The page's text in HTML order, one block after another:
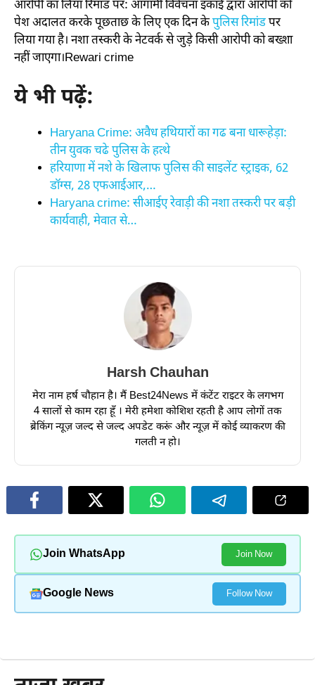
आरोपी का लिया रिमांड पर: आगामी विवेचना इकाई द्वारा आरोपी को
पेश अदालत करके पूछताछ के लिए एक दिन केपुलिस रिमांडपर
लिया गया है। नशा तस्करी के नेटवर्क से जुड़े किसी आरोपी को बख्शा
नहीं जाएगा।Rewari crime
ये भी पढ़ें:
Haryana Crime: अवैध हथियारों का गढ बना धारूहेड़ा:
तीन युवक चढे पुलिस के हत्थे
हरियाणा में नशे के खिलाफ पुलिस की साइलेंट स्ट्राइक, 62
डॉग्स, 28 एफआईआर,…
Haryana crime: सीआईए रेवाड़ी की नशा तस्करी पर बड़ी
कार्यवाही, मेवात से…
Harsh Chauhan
मेरा नाम हर्ष चौहान है। मैं Best24News में कंटेंट राइटर के लगभग
4 सालों से काम रहा हूँ । मेरी हमेशा कोशिश रहती है आप लोगों तक
ब्रेकिंग न्यूज़ जल्द से जल्द अपडेट करूं और न्यूज़ में कोई व्याकरण की
गलती न हो।
Join WhatsApp Join Now
Google News Follow Now